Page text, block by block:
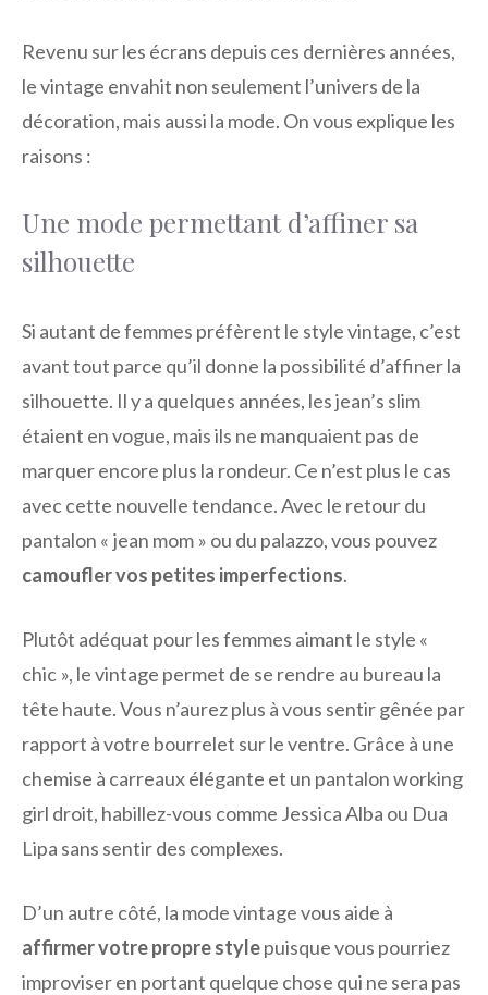
Revenu sur les écrans depuis ces dernières années,
le vintage envahit non seulement l’univers de la
décoration, mais aussi la mode. On vous explique les
raisons :
Une mode permettant d’affiner sa
silhouette
Si autant de femmes préfèrent le style vintage, c’est
avant tout parce qu’il donne la possibilité d’affiner la
silhouette. Il y a quelques années, les jean’s slim
étaient en vogue, mais ils ne manquaient pas de
marquer encore plus la rondeur. Ce n’est plus le cas
avec cette nouvelle tendance. Avec le retour du
pantalon « jean mom » ou du palazzo, vous pouvez
camoufler vos petites imperfections.
Plutôt adéquat pour les femmes aimant le style «
chic », le vintage permet de se rendre au bureau la
tête haute. Vous n’aurez plus à vous sentir gênée par
rapport à votre bourrelet sur le ventre. Grâce à une
chemise à carreaux élégante et un pantalon working
girl droit, habillez-vous comme Jessica Alba ou Dua
Lipa sans sentir des complexes.
D’un autre côté, la mode vintage vous aide à
affirmer votre propre stylepuisque vous pourriez
improviser en portant quelque chose qui ne sera pas